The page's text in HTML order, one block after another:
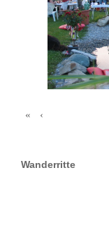
« ‹
Wanderritte